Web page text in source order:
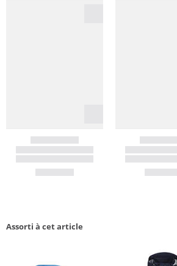
Assorti à cet article